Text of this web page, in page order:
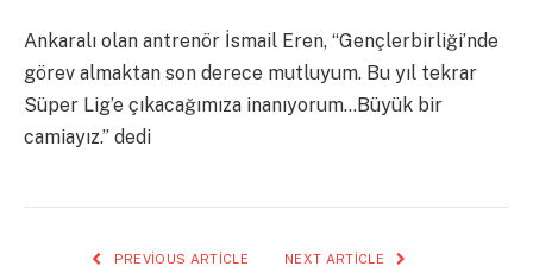
Ankaralı olan antrenör İsmail Eren, “Gençlerbirliği’nde
görev almaktan son derece mutluyum. Bu yıl tekrar
Süper Lig’e çıkacağımıza inanıyorum…Büyük bir
camiayız.” dedi
PREVIOUS ARTICLE NEXT ARTICLE